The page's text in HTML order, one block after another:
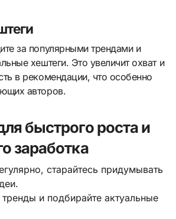
за популярными трендами и
хештеги. Это увеличит охват и
в рекомендации, что особенно
авторов.
быстрого роста и
заработка
старайтесь придумывать
тренды и подбирайте актуальные